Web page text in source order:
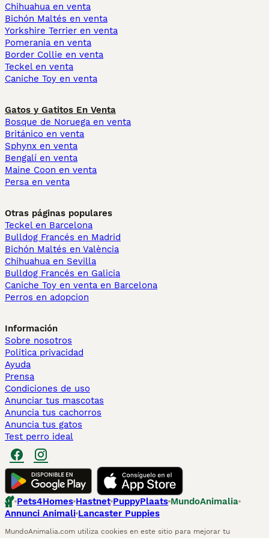
Chihuahua en venta
Bichón Maltés en venta
Yorkshire Terrier en venta
Pomerania en venta
Border Collie en venta
Teckel en venta
Caniche Toy en venta
Gatos y Gatitos En Venta
Bosque de Noruega en venta
Británico en venta
Sphynx en venta
Bengalí en venta
Maine Coon en venta
Persa en venta
Otras páginas populares
Teckel en Barcelona
Bulldog Francés en Madrid
Bichón Maltés en València
Chihuahua en Sevilla
Bulldog Francés en Galicia
Caniche Toy en venta en Barcelona
Perros en adopcion
Información
Sobre nosotros
Politica privacidad
Ayuda
Prensa
Condiciones de uso
Anunciar tus mascotas
Anuncia tus cachorros
Anuncia tus gatos
Test perro ideal
Pets4Homes Hastnet PuppyPlaats MundoAnimalia
Annunci Animali Lancaster Puppies
MundoAnimalia.com utiliza cookies en este sitio para mejorar tu